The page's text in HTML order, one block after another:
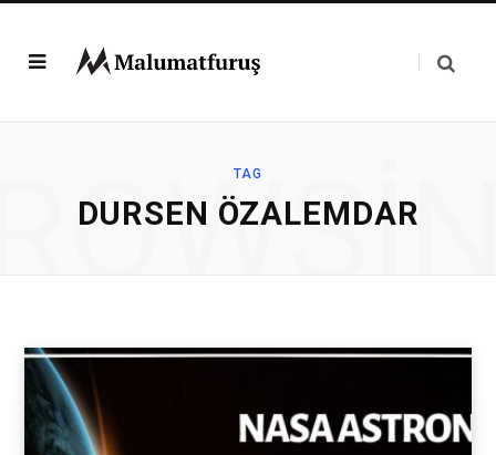
TAG
DURSEN ÖZALEMDAR